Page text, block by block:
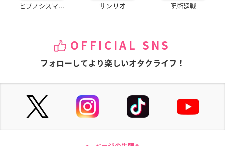
ヒプノシスマ... サンリオ 呪術廻戦
OFFICIAL SNS
フォローしてより楽しいオタクライフ！